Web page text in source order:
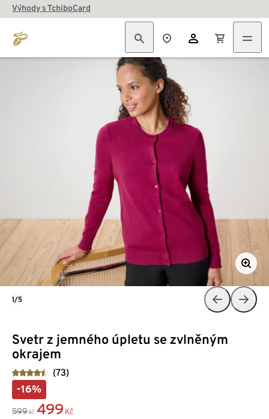
Výhody s TchiboCard
Svetr z jemného úpletu se zvlněným
okrajem
(73)
-16%
599 Kč 499 Kč
1/5